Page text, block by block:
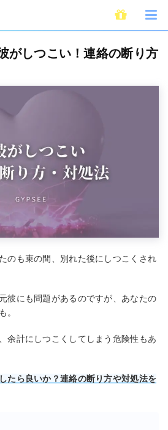
元彼がしつこい！連絡の断り方と対処法
がしつこい！連絡の断り方
のも束の間、別れた後にしつこくされ
彼にも問題があるのですが、あなたの
。
余計にしつこくしてしまう危険性もあ
たら良いか？連絡の断り方や対処法を